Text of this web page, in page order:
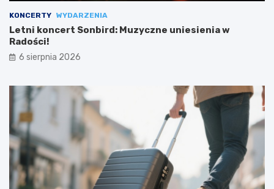
KONCERTY WYDARZENIA
Letni koncert Sonbird: Muzyczne uniesienia w
Radości!
6 sierpnia 2026